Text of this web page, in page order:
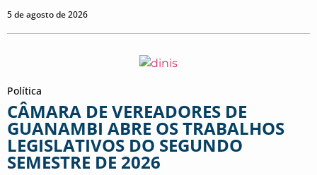
5 de agosto de 2026
Política
CÂMARA DE VEREADORES DE
GUANAMBI ABRE OS TRABALHOS
LEGISLATIVOS DO SEGUNDO
SEMESTRE DE 2026